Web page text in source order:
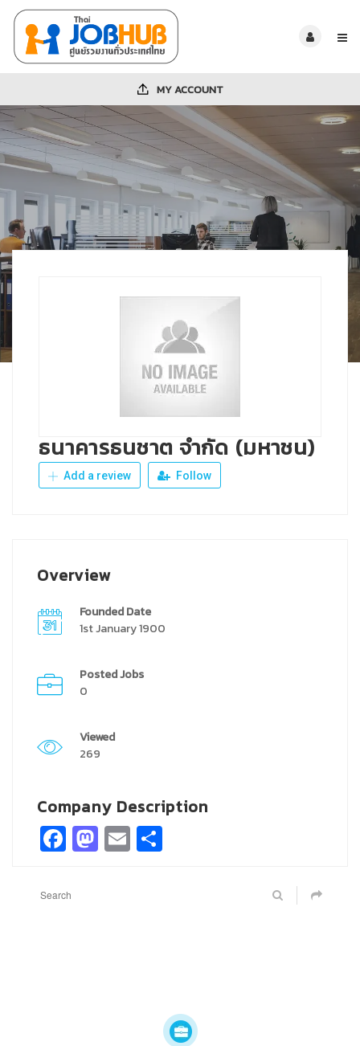
MY ACCOUNT
ธนาคารธนชาต จำกัด (มหาชน)
Add a review Follow
Overview
Founded Date
1st January 1900
Posted Jobs
0
Viewed
269
Company Description
Facebook
Mastodon
Email